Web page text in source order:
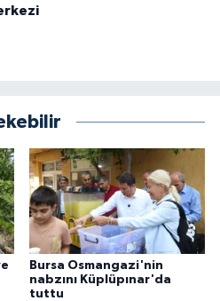
Bursa Osmangazi'nin
nabzını Küplüpınar'da
tuttu